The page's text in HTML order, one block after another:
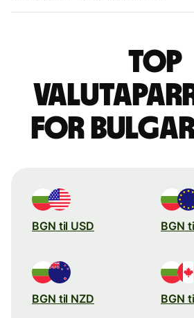
Top
for
BGN til USD BGN
BGN til NZD BGN